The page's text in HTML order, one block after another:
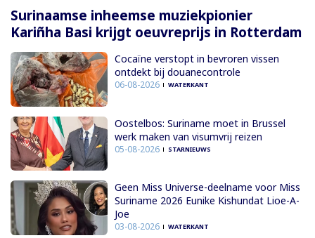
Surinaamse inheemse muziekpionier
Kariñha Basi krijgt oeuvreprijs in Rotterdam
Cocaïne verstopt in bevroren vissen
ontdekt bij douanecontrole
06-08-2026 WATERKANT
Oostelbos: Suriname moet in Brussel
werk maken van visumvrij reizen
05-08-2026 STARNIEUWS
Geen Miss Universe-deelname voor Miss
Suriname 2026 Eunike Kishundat Lioe-A-
Joe
03-08-2026 WATERKANT